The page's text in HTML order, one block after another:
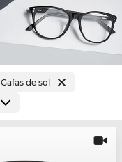
Gafas de sol